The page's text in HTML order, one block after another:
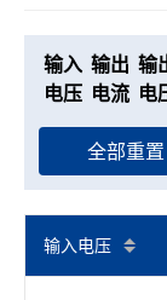
输入
电压
输出
电流
输
电
全部重置
输入电压